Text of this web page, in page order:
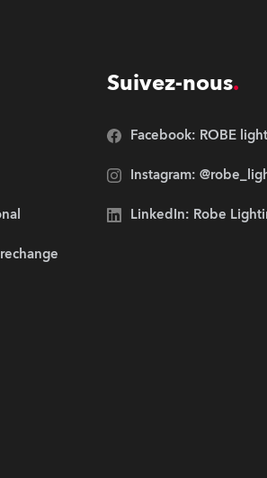
Suivez-nous
Facebook: ROBE
Instagram:
LinkedIn: Robe